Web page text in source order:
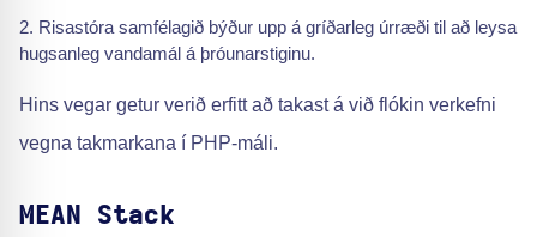
Risastóra samfélagið býður upp á gríðarleg úrræði til að leysa
hugsanleg vandamál á þróunarstiginu.
Hins vegar getur verið erfitt að takast á við flókin verkefni
vegna takmarkana í PHP-máli.
MEAN Stack